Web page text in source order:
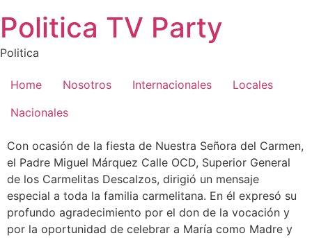
al
contenido
Politica TV Party
Politica
Home Nosotros Internacionales
Locales
Nacionales
Con ocasión de la fiesta de Nuestra Señora del Carmen,
el Padre Miguel Márquez Calle OCD, Superior General
de los Carmelitas Descalzos, dirigió un mensaje
especial a toda la familia carmelitana. En él expresó su
profundo agradecimiento por el don de la vocación y
por la oportunidad de celebrar a María como Madre y